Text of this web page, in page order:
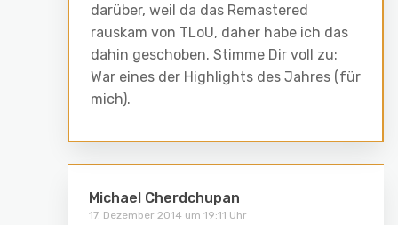
darüber, weil da das Remastered
rauskam von TLoU, daher habe ich das
dahin geschoben. Stimme Dir voll zu:
War eines der Highlights des Jahres (für
mich).
Michael Cherdchupan
17. Dezember 2014 um 19:11 Uhr